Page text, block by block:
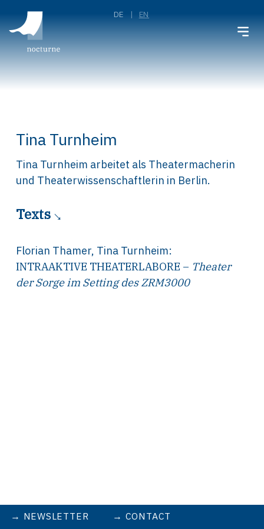
DE EN
Tina Turnheim
Tina Turnheim arbeitet als Theatermacherin
und Theaterwissenschaftlerin in Berlin.
Texts
Florian Thamer, Tina Turnheim:
INTRAAKTIVE THEATERLABORE – Theater
der Sorge im Setting des ZRM3000
NEWSLETTER
CONTACT